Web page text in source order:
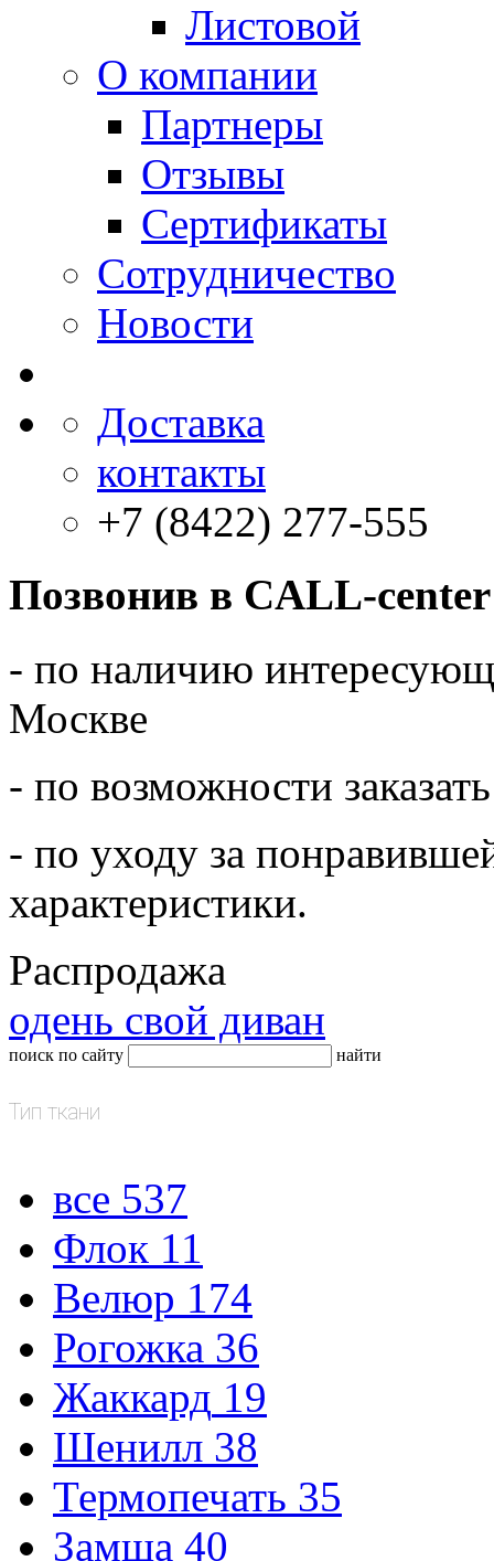
Листовой
О компании
Партнеры
Отзывы
Сертификаты
Сотрудничество
Новости
Доставка
контакты
+7 (8422) 277-555
Позвонив в CALL-
- по наличию
Москве
- по возможности
- по уходу за
характеристики.
Распродажа
одень свой диван
поиск по сайту найти
Тип ткани
все 537
Флок 11
Велюр 174
Рогожка 36
Жаккард 19
Шенилл 38
Термопечать 35
Замша 40